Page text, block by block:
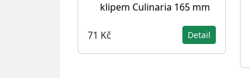
klipem Culinaria 165 mm
71 Kč Detail